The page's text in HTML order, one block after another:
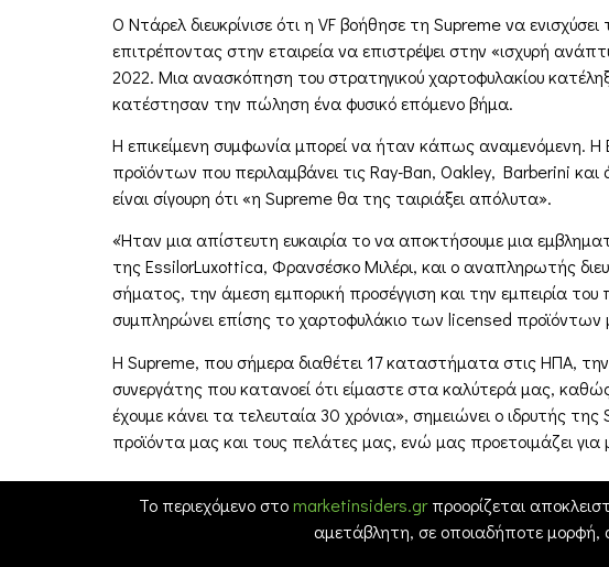
Ο Ντάρελ διευκρίνισε ότι η VF βοήθησε τη Supreme να
επιτρέποντας στην εταιρεία να επιστρέψει στην «ισχυρή
2022. Μια ανασκόπηση του στρατηγικού χαρτοφυλακίου
κατέστησαν την πώληση ένα φυσικό επόμενο βήμα.
Η επικείμενη συμφωνία μπορεί να ήταν κάπως αναμενόμενη. Η
προϊόντων που περιλαμβάνει τις Ray-Ban, Oakley, Barberini
είναι σίγουρη ότι «η Supreme θα της ταιριάξει απόλυτα».
«Ήταν μια απίστευτη ευκαιρία το να αποκτήσουμε μια
της EssilorLuxottica, Φρανσέσκο Μιλέρι, και ο αναπληρωτής
σήματος, την άμεση εμπορική προσέγγιση και την εμπειρία
συμπληρώνει επίσης το χαρτοφυλάκιο των licensed προϊόντων
Η Supreme, που σήμερα διαθέτει 17 καταστήματα στις ΗΠΑ,
συνεργάτης που κατανοεί ότι είμαστε στα καλύτερά μας,
έχουμε κάνει τα τελευταία 30 χρόνια», σημειώνει ο ιδρυτής
προϊόντα μας και τους πελάτες μας, ενώ μας προετοιμάζει για
Το περιεχόμενο στοmarketinsiders.grπροορίζεται
αμετάβλητη, σε οποιαδήποτε μορφή,